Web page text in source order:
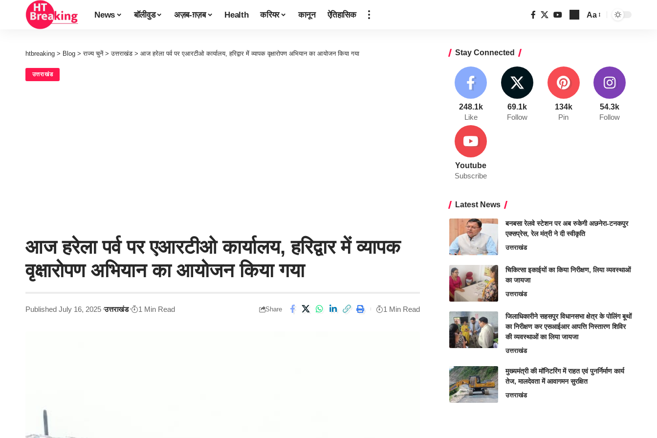
News बॉलीवुड अज़ब-ग़ज़ब Health करियर कानून ऐतिहासिक Aa
htbreaking > Blog >राज्य चुनें >उत्तराखंड > आज हरेला पर्व पर एआरटीओ कार्यालय, हरिद्वार में व्यापक वृक्षारोपण अभियान का आयोजन किया गया
उत्तराखंड
आज हरेला पर्व पर एआरटीओ कार्यालय, हरिद्वार में व्यापक
वृक्षारोपण अभियान का आयोजन किया गया
Published July 16, 2025 उत्तराखंड 1 Min Read Share 1 Min Read
Stay Connected
248.1k
Like
69.1k
Follow
134k
Pin
54.3k
Follow
Youtube
Subscribe
Latest News
बनबसा रेलवे स्टेशन पर अब रुकेगी अछनेरा-टनकपुर
एक्सप्रेस, रेल मंत्री ने दी स्वीकृति
उत्तराखंड
चिकित्सा इकाईयों का किया निरीक्षण, लिया व्यवस्थाओं
का जायजा
उत्तराखंड
जिलाधिकारीने सहसपुर विधानसभा क्षेत्र के पोलिंग बूथों
का निरीक्षण कर एसआईआर आपत्ति निस्तारण शिविर
की व्यवस्थाओं का लिया जायजा
उत्तराखंड
मुख्यमंत्री की मॉनिटरिंग में राहत एवं पुनर्निर्माण कार्य
तेज, मालदेवता में आवागमन सुरक्षित
उत्तराखंड